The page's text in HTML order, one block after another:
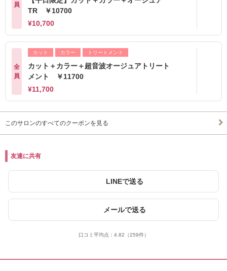
員
TR ￥10700
¥10,700
全
員
カット カラー トリートメント
カット＋カラー＋超音波オージュアトリート
メント ￥11700
¥11,700
このサロンのすべてのクーポンを見る
友達に共有
LINEで送る
メールで送る
口コミ平均点： 4.82 （259件）